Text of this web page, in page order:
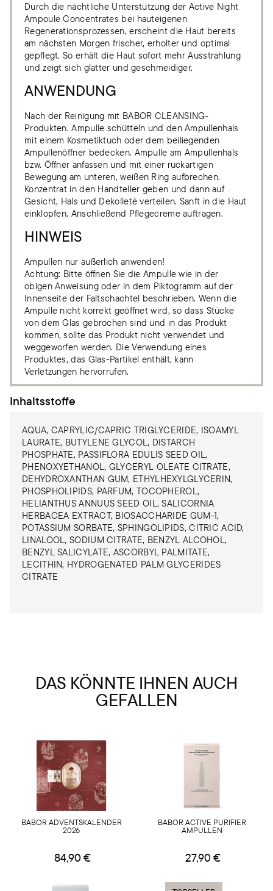
Durch die nächtliche Unterstützung der Active Night
Ampoule Concentrates bei hauteigenen
Regenerationsprozessen, erscheint die Haut bereits
am nächsten Morgen frischer, erholter und optimal
gepflegt. So erhält die Haut sofort mehr Ausstrahlung
und zeigt sich glatter und geschmeidiger.
ANWENDUNG
Nach der Reinigung mit BABOR CLEANSING-
Produkten. Ampulle schütteln und den Ampullenhals
mit einem Kosmetiktuch oder dem beiliegenden
Ampullenöffner bedecken. Ampulle am Ampullenhals
bzw. Öffner anfassen und mit einer ruckartigen
Bewegung am unteren, weißen Ring aufbrechen.
Konzentrat in den Handteller geben und dann auf
Gesicht, Hals und Dekolleté verteilen. Sanft in die Haut
einklopfen. Anschließend Pflegecreme auftragen.
HINWEIS
Ampullen nur äußerlich anwenden!
Achtung: Bitte öffnen Sie die Ampulle wie in der
obigen Anweisung oder in dem Piktogramm auf der
Innenseite der Faltschachtel beschrieben. Wenn die
Ampulle nicht korrekt geöffnet wird, so dass Stücke
von dem Glas gebrochen sind und in das Produkt
kommen, sollte das Produkt nicht verwendet und
weggeworfen werden. Die Verwendung eines
Produktes, das Glas-Partikel enthält, kann
Verletzungen hervorrufen.
Inhaltsstoffe
AQUA, CAPRYLIC/CAPRIC TRIGLYCERIDE, ISOAMYL
LAURATE, BUTYLENE GLYCOL, DISTARCH
PHOSPHATE, PASSIFLORA EDULIS SEED OIL,
PHENOXYETHANOL, GLYCERYL OLEATE CITRATE,
DEHYDROXANTHAN GUM, ETHYLHEXYLGLYCERIN,
PHOSPHOLIPIDS, PARFUM, TOCOPHEROL,
HELIANTHUS ANNUUS SEED OIL, SALICORNIA
HERBACEA EXTRACT, BIOSACCHARIDE GUM-1,
POTASSIUM SORBATE, SPHINGOLIPIDS, CITRIC ACID,
LINALOOL, SODIUM CITRATE, BENZYL ALCOHOL,
BENZYL SALICYLATE, ASCORBYL PALMITATE,
LECITHIN, HYDROGENATED PALM GLYCERIDES
CITRATE
DAS KÖNNTE IHNEN AUCH
GEFALLEN
BABOR ADVENTSKALENDER
2026
84,90 €
BABOR ACTIVE PURIFIER
AMPULLEN
27,90 €